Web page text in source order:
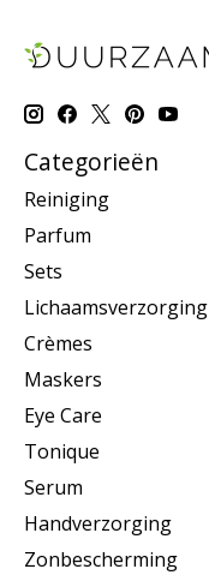
Categorieën
Reiniging
Parfum
Sets
Lichaamsverzorging
Crèmes
Maskers
Eye Care
Tonique
Serum
Handverzorging
Zonbescherming